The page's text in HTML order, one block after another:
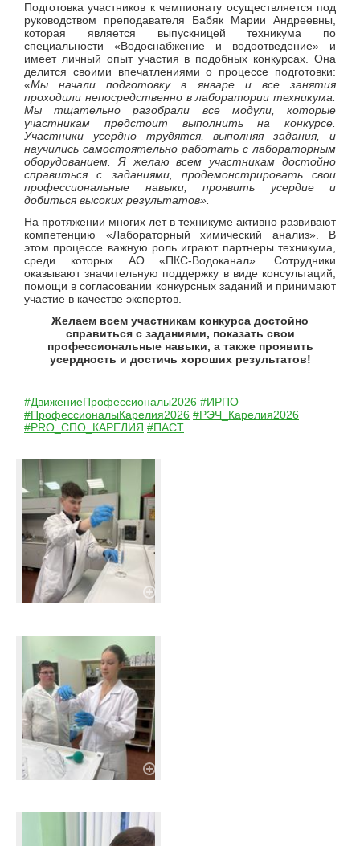
Подготовка участников к чемпионату осуществляется под
руководством преподавателя Бабяк Марии Андреевны,
которая является выпускницей техникума по
специальности «Водоснабжение и водоотведение» и
имеет личный опыт участия в подобных конкурсах. Она
делится своими впечатлениями о процессе подготовки:
«Мы начали подготовку в январе и все занятия
проходили непосредственно в лаборатории техникума.
Мы тщательно разобрали все модули, которые
участникам предстоит выполнить на конкурсе.
Участники усердно трудятся, выполняя задания, и
научились самостоятельно работать с лабораторным
оборудованием. Я желаю всем участникам достойно
справиться с заданиями, продемонстрировать свои
профессиональные навыки, проявить усердие и
добиться высоких результатов».
На протяжении многих лет в техникуме активно развивают
компетенцию «Лабораторный химический анализ». В
этом процессе важную роль играют партнеры техникума,
среди которых АО «ПКС-Водоканал». Сотрудники
оказывают значительную поддержку в виде консультаций,
помощи в согласовании конкурсных заданий и принимают
участие в качестве экспертов.
Желаем всем участникам конкурса достойно
справиться с заданиями, показать свои
профессиональные навыки, а также проявить
усердность и достичь хороших результатов!
#ДвижениеПрофессионалы2026 #ИРПО
#ПрофессионалыКарелия2026 #РЭЧ_Карелия2026
#PRO_СПО_КАРЕЛИЯ #ПАСТ